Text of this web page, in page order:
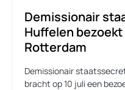
Demissionair
Huffelen
Rotterdam
Demissionair
bracht op 10 juli een